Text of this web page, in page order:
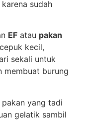
sudah
EF atau pakan
kecil,
sekali untuk
membuat burung
yang tadi
gelatik sambil